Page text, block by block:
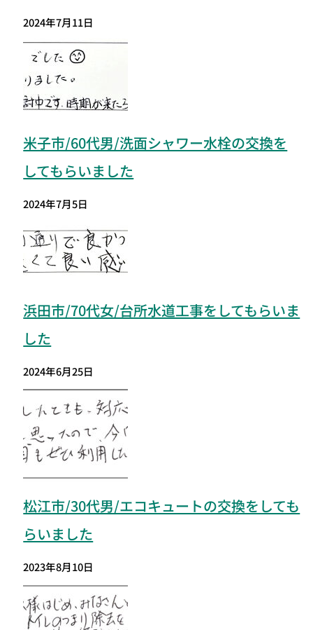
2024年7月11日
米子市/60代男/洗面シャワー水栓の交換を
してもらいました
2024年7月5日
浜田市/70代女/台所水道工事をしてもらいま
した
2024年6月25日
松江市/30代男/エコキュートの交換をしても
らいました
2023年8月10日